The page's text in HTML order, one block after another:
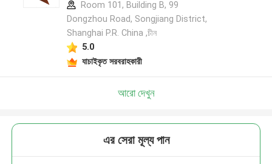
Room 101, Building B, 99
Dongzhou Road, Songjiang District,
Shanghai P.R. China ,চীন
5.0
যাচাইকৃত সরবরাহকারী
আরো দেখুন
এর সেরা মূল্য পান